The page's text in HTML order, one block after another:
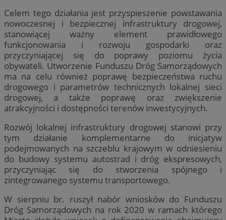
Celem tego działania jest przyspieszenie powstawania
nowoczesnej i bezpiecznej infrastruktury drogowej,
stanowiącej ważny element prawidłowego
funkcjonowania i rozwoju gospodarki oraz
przyczyniającej się do poprawy poziomu życia
obywateli. Utworzenie Funduszu Dróg Samorządowych
ma na celu również poprawę bezpieczeństwa ruchu
drogowego i parametrów technicznych lokalnej sieci
drogowej, a także poprawę oraz zwiększenie
atrakcyjności i dostępności terenów inwestycyjnych.
Rozwój lokalnej infrastruktury drogowej stanowi przy
tym działanie komplementarne do inicjatyw
podejmowanych na szczeblu krajowym w odniesieniu
do budowy systemu autostrad i dróg ekspresowych,
przyczyniając się do stworzenia spójnego i
zintegrowanego systemu transportowego.
W sierpniu br. ruszył nabór wniosków do Funduszu
Dróg Samorządowych na rok 2020 w ramach którego